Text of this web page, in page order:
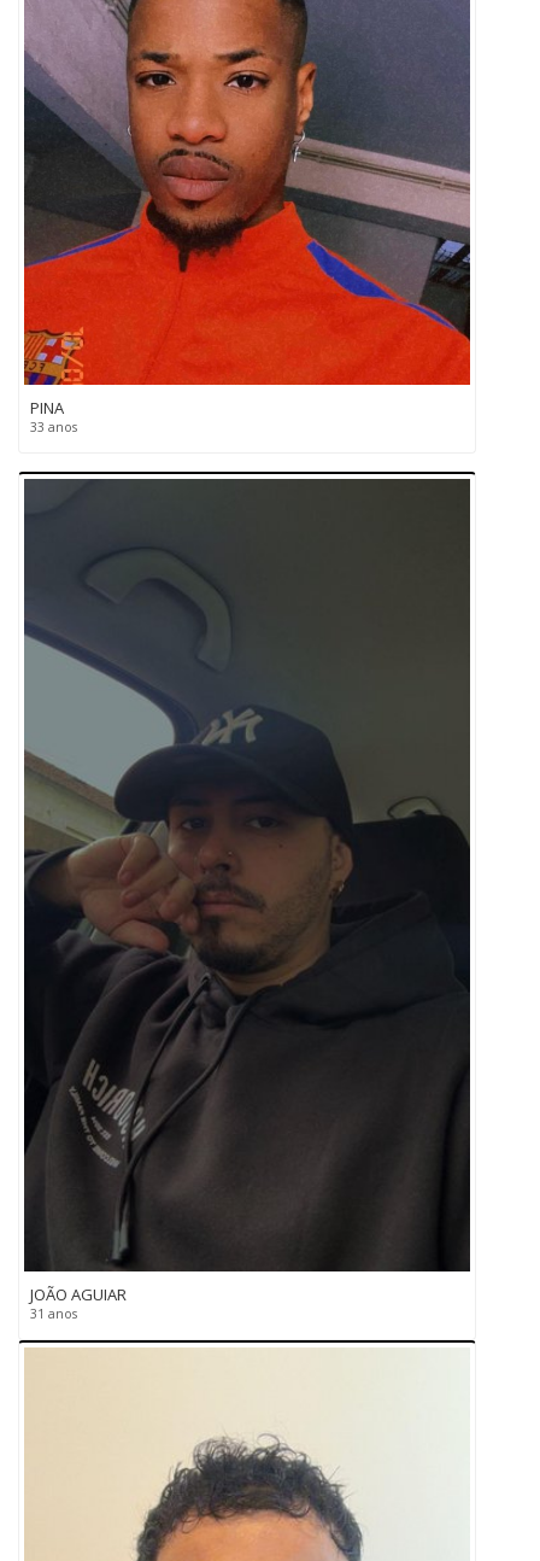
PINA
33 anos
JOÃO AGUIAR
31 anos